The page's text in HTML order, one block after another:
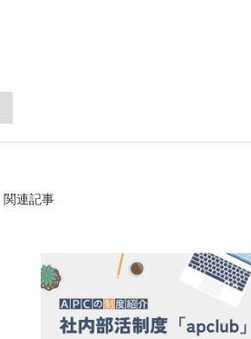
関連記事